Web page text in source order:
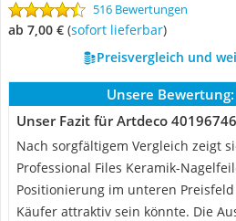
516 Bewertungen
ab 7,00 € ( Sofort lieferbar)
Preisvergleich und
Unsere Bewertung:
Unser Fazit für Artdeco
Nach sorgfältigem Vergleich zeigt
Professional Files Keramik-
Positionierung im unteren
Käufer attraktiv sein könnte. Die